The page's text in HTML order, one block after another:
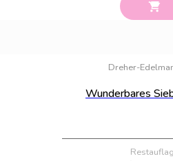
Dreher-
Wunderbares